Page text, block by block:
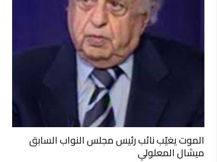
الموت يغيّب نائب رئيس مجلس النواب السابق
ميشال المعلولي